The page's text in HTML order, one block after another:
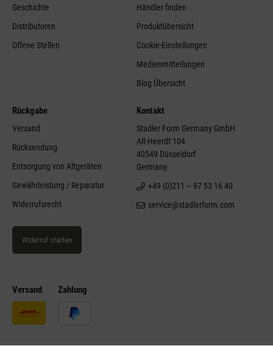
Versand Zahlung
Geschichte
Distributoren
Offene Stellen
Händler finden
Produktübersicht
Cookie-Einstellungen
Medienmitteilungen
Blog Übersicht
Rückgabe
Versand
Rücksendung
Entsorgung von Altgeräten
Gewährleistung / Reparatur
Widerrufsrecht
Widerruf starten
Kontakt
Stadler Form Germany GmbH
Alt-Heerdt 104
40549 Düsseldorf
Germany
+49 (0)211 – 97 53 16 40
service@stadlerform.com